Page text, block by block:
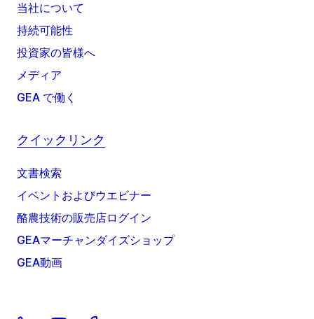
当社について
持続可能性
投資家の皆様へ
メディア
GEA で働く
クイックリンク
文書検索
イベントおよびウエビナー
酪農技術の販売店ログイン
GEAマーチャンダイズショップ
GEA動画